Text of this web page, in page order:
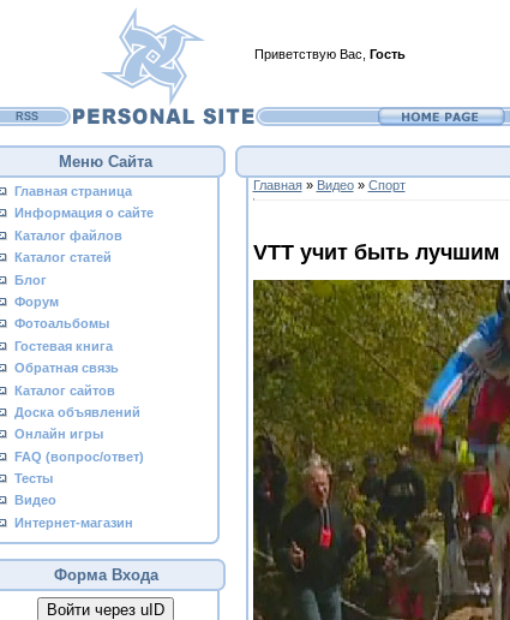
Приветствую Вас Гость
RSS
Меню Сайта
Главная страница
Информация о сайте
Каталог файлов
Каталог статей
Блог
Форум
Фотоальбомы
Гостевая книга
Обратная связь
Каталог сайтов
Доска объявлений
Онлайн игры
FAQ (вопрос/ответ)
Тесты
Видео
Интернет-магазин
Форма Входа
Войти через uID
Главная» Видео» Спорт
VTT учит быть лучшим